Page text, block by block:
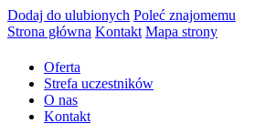
Dodaj do ulubionych Poleć znajomemu
Strona główna Kontakt Mapa strony
Oferta
Strefa uczestników
O nas
Kontakt